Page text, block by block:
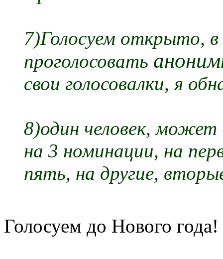
7)Голосуем открыто,
проголосовать
свои голосовалки, я
8)один человек,
на 3 номинации, на
пять, на другие,
Голосуем до Нового года!